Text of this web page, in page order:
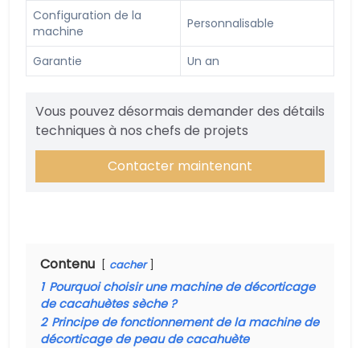
Configuration de la
machine
Personnalisable
Garantie Un an
Vous pouvez désormais demander des détails
techniques à nos chefs de projets
Contacter maintenant
Contenu cacher
1 Pourquoi choisir une machine de décorticage
de cacahuètes sèche ?
2 Principe de fonctionnement de la machine de
décorticage de peau de cacahuète